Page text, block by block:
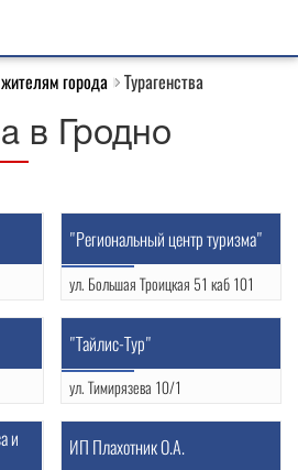
города Турагенства
в Гродно
"Региональный центр туризма"
ул. Большая Троицкая 51 каб 101
"Тайлис-Тур"
ул. Тимирязева 10/1
и ИП Плахотник О.А.